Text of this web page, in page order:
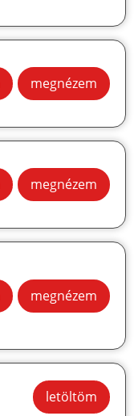
megnézem
megnézem
megnézem
letöltöm